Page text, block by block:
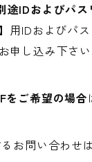
IDおよびパス
用IDおよびパ
申し込み下さ
をご希望の場合
お問い合わせは